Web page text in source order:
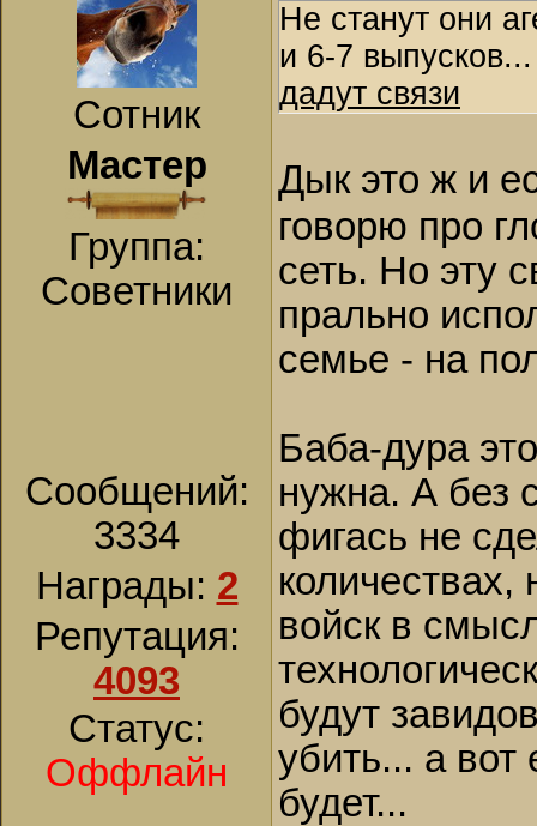
Сотник
Мастер
Группа:
Советники
Сообщений:
3334
Награды: 2
Репутация:
4093
Статус:
Оффлайн
Не станут они
и 6-7
дадут связи
Дык это ж и
говорю про
сеть. Но эту
прально
семье - на
Баба-дура
нужна. А без
фигась не
количествах,
войск в
будут
убить... а вот
будет...